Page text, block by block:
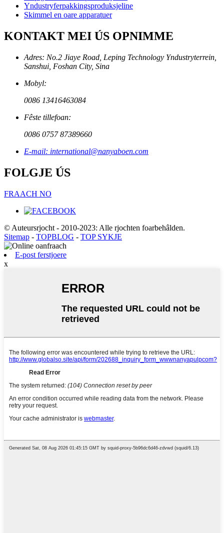
Yndustryferpakkingsproduksjeline
Skimmel en oare apparatuer
KONTAKT MEI ÚS OPNIMME
Adres: No.2 Jiaye Road, Leping Technology Yndustryterrein,
Sanshui, Foshan City, Sina
Mobyl:
0086 13416463084
Fêste tillefoan:
0086 0757 87389660
E-mail: international@nanyaboen.com
FOLGJE ÚS
FRAACH NO
© Auteursrjocht - 2010-2023: Alle rjochten foarbehâlden.
Sitemap - TOPBLOG - TOP SYKJE
E-post ferstjoere
x